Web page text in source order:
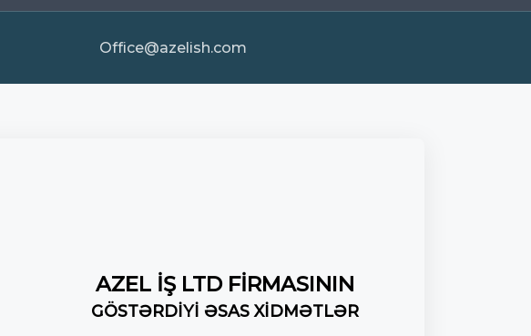
Office@azelish.com
AZEL İŞ LTDFİRMASININ
GÖSTƏRDİYİ ƏSAS XİDMƏTLƏR